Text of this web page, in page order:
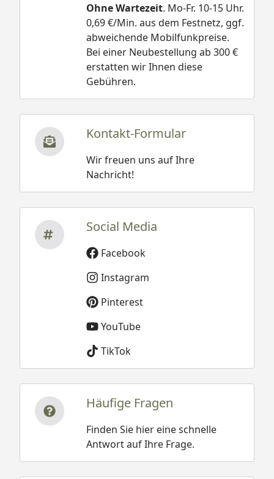
Ohne Wartezeit. Mo-Fr. 10-15 Uhr.
0,69 €/Min. aus dem Festnetz, ggf.
abweichende Mobilfunkpreise.
Bei einer Neubestellung ab 300 €
erstatten wir Ihnen diese
Gebühren.
Kontakt-Formular
Wir freuen uns auf Ihre
Nachricht!
Social Media
Facebook
Instagram
Pinterest
YouTube
TikTok
Häufige Fragen
Finden Sie hier eine schnelle
Antwort auf Ihre Frage.